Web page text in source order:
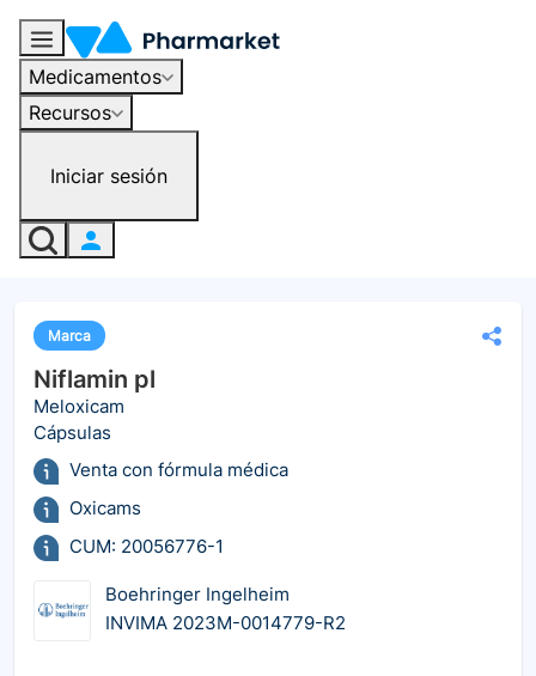
Medicamentos
Recursos
Iniciar sesión
Marca
Niflamin pl
Meloxicam
Cápsulas
Venta con fórmula médica
Oxicams
CUM: 20056776-1
Boehringer Ingelheim
INVIMA 2023M-0014779-R2